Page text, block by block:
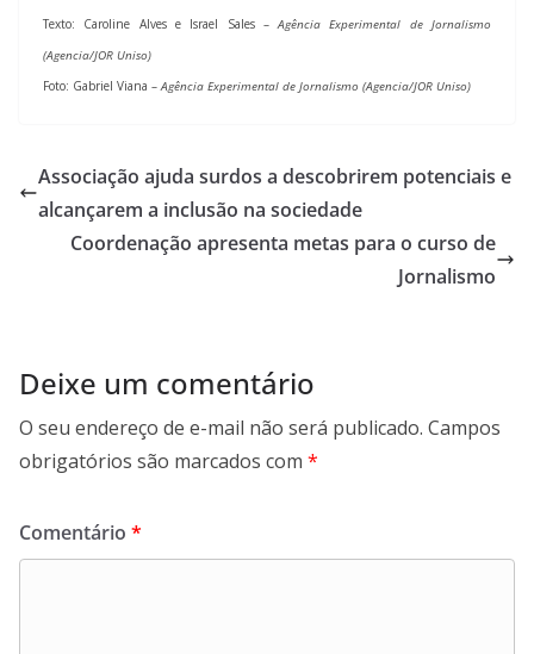
Texto: Caroline Alves e Israel Sales –Agência Experimental de Jornalismo
(Agencia/JOR Uniso)
Foto: Gabriel Viana –Agência Experimental de Jornalismo (Agencia/JOR Uniso)
Associação ajuda surdos a descobrirem potenciais e
alcançarem a inclusão na sociedade
Coordenação apresenta metas para o curso de
Jornalismo
Deixe um comentário
O seu endereço de e-mail não será publicado. Campos
obrigatórios são marcados com *
Comentário *